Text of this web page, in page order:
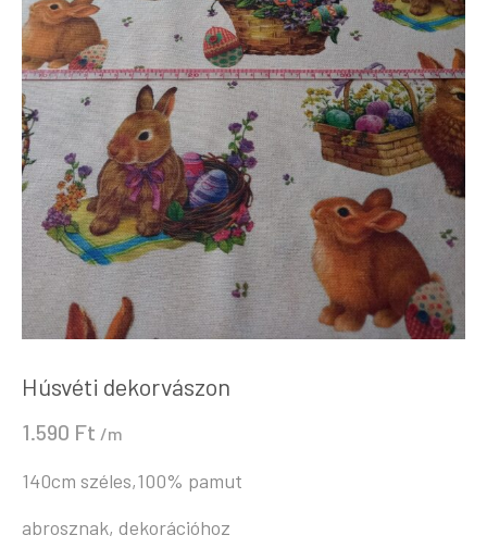
Húsvéti dekorvászon
1.590 Ft /m
140cm széles,100% pamut
abrosznak, dekorációhoz